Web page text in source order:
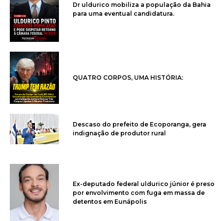
Dr uldurico mobiliza a população da Bahia
para uma eventual candidatura.
QUATRO CORPOS, UMA HISTÓRIA:
Descaso do prefeito de Ecoporanga, gera
indignação de produtor rural
Ex-deputado federal uldurico júnior é preso
por envolvimento com fuga em massa de
detentos em Eunápolis